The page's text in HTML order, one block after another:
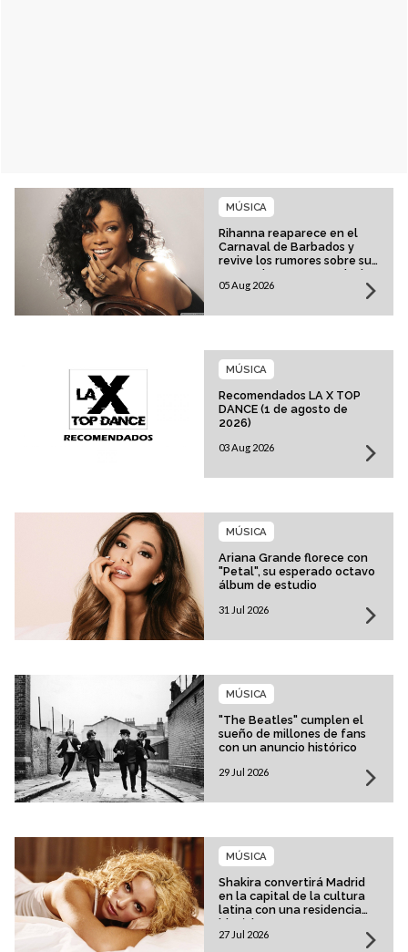
Rihanna reaparece en el
Carnaval de Barbados y
revive los rumores sobre su
esperado regreso musical
MÚSICA
05 Aug 2026
Recomendados LA X TOP
DANCE (1 de agosto de
2026)
MÚSICA
03 Aug 2026
Ariana Grande florece con
"Petal", su esperado octavo
álbum de estudio
MÚSICA
31 Jul 2026
"The Beatles" cumplen el
sueño de millones de fans
con un anuncio histórico
MÚSICA
29 Jul 2026
Shakira convertirá Madrid
en la capital de la cultura
latina con una residencia
histórica
MÚSICA
27 Jul 2026